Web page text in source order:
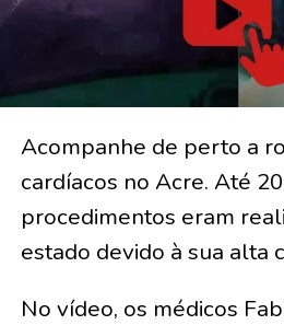
Acompanhe de perto a
cardíacos no Acre. Até
procedimentos eram
estado devido à sua alta
No vídeo, os médicos